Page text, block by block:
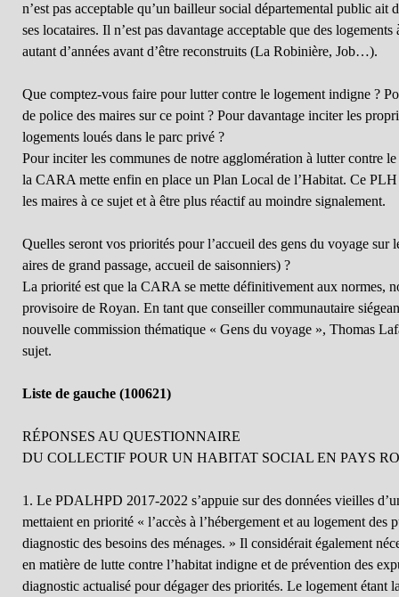
n’est pas acceptable qu’un bailleur social départemental public ait
ses locataires. Il n’est pas davantage acceptable que des
autant d’années avant d’être reconstruits (La Robinière, Job…).
Que comptez-vous faire pour lutter contre le logement indigne ?
de police des maires sur ce point ? Pour davantage inciter les
logements loués dans le parc privé ?
Pour inciter les communes de notre agglomération à lutter contre
la CARA mette enfin en place un Plan Local de l’Habitat. Ce
les maires à ce sujet et à être plus réactif au moindre signalement.
Quelles seront vos priorités pour l’accueil des gens du voyage sur
aires de grand passage, accueil de saisonniers) ?
La priorité est que la CARA se mette définitivement aux normes,
provisoire de Royan. En tant que conseiller communautaire
nouvelle commission thématique « Gens du voyage », Thomas
sujet.
Liste de gauche (100621)
RÉPONSES AU QUESTIONNAIRE
DU COLLECTIF POUR UN HABITAT SOCIAL EN PAYS
1. Le PDALHPD 2017-2022 s’appuie sur des données vieilles
mettaient en priorité « l’accès à l’hébergement et au logement des
diagnostic des besoins des ménages. » Il considérait également
en matière de lutte contre l’habitat indigne et de prévention des
diagnostic actualisé pour dégager des priorités. Le logement étant